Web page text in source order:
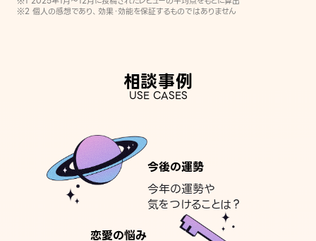
※2 個人の感想であり、効果・効能を保証するものではありません
相談事例
USE CASES
今後の運勢
今年の運勢や
気をつけることは？
恋愛の悩み